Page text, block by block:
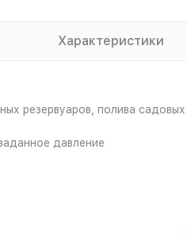
Характеристики
резервуаров, полива садовых
давление